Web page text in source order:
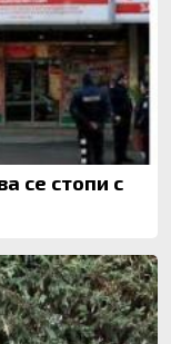
се стопи с